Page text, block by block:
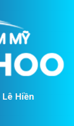
Lê Hiền